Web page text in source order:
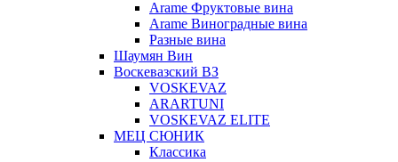
Arame Фруктовые вина
Arame Виноградные вина
Разные вина
Шаумян Вин
Воскевазский ВЗ
VOSKEVAZ
ARARTUNI
VOSKEVAZ ELITE
МЕЦ СЮНИК
Классика